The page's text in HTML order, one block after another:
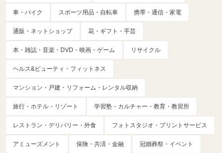
車・バイク スポーツ用品・自転車 携帯・通信・家電
通販・ネットショップ 花・ギフト・手芸
本・雑誌・音楽・DVD・映画・ゲーム リサイクル
ヘルス&ビューティ・フィットネス
マンション・戸建・リフォーム・レンタル収納
旅行・ホテル・リゾート 学習塾・カルチャー・教育・教習所
レストラン・デリバリー・外食 フォトスタジオ・プリントサービス
アミューズメント 保険・共済・金融 冠婚葬祭・イベント